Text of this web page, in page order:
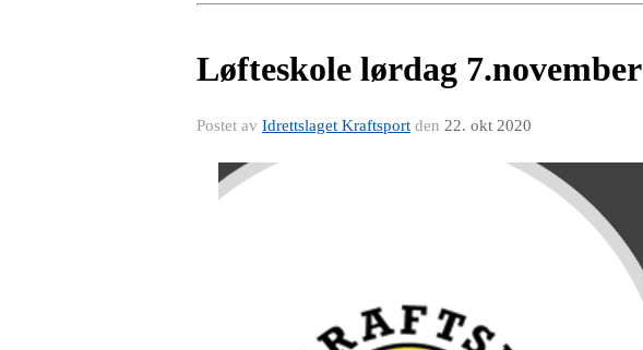
Løfteskole lørdag 7.november
Postet av Idrettslaget Kraftsport den 22. okt 2020